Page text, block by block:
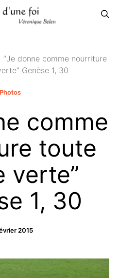
“Je donne comme nourriture
Genèse 1, 30
Photos
comme
toute
verte”
1, 30
2015